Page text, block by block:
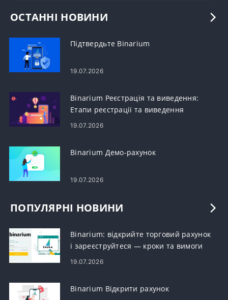
ОСТАННІ НОВИНИ
Підтвердьте Binarium
19.07.2026
Binarium Реєстрація та виведення:
Етапи реєстрації та виведення
рахунку
19.07.2026
Binarium Демо-рахунок
19.07.2026
ПОПУЛЯРНІ НОВИНИ
Binarium: відкрийте торговий рахунок
і зареєструйтеся — кроки та вимоги
19.07.2026
Binarium Відкрити рахунок